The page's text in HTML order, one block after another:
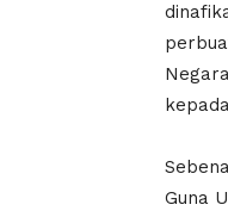
Guna